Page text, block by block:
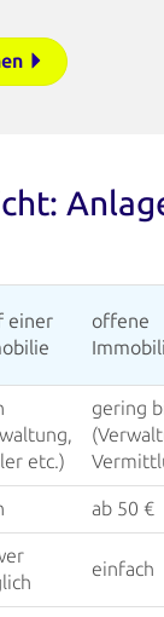
einer
offene
etc.)
gering
ab 50 €
einfach